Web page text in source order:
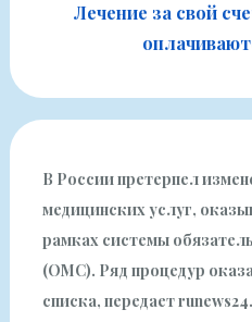
Лечение за свой
В России претерпел
медицинских услуг,
рамках системы
(ОМС). Ряд процедур
списка, передает